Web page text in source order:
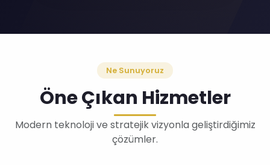
Ne Sunuyoruz
Öne Çıkan Hizmetler
Modern teknoloji ve stratejik vizyonla geliştirdiğimiz
çözümler.